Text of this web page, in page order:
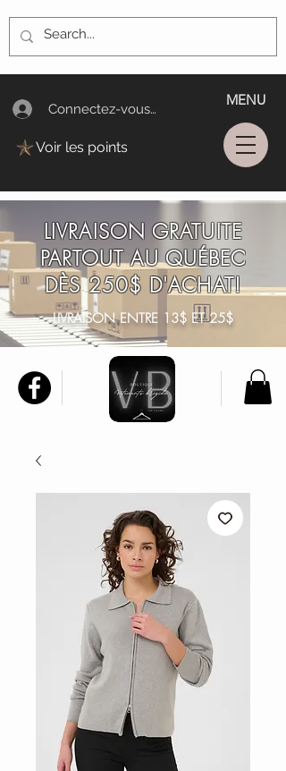
Connectez-vous/Log In
MENU
Voir les points
LIVRAISON GRATUITE
PARTOUT AU QUÉBEC
DÈS 250$ D'ACHAT!
LIVRAISON ENTRE 13$ ET 25$